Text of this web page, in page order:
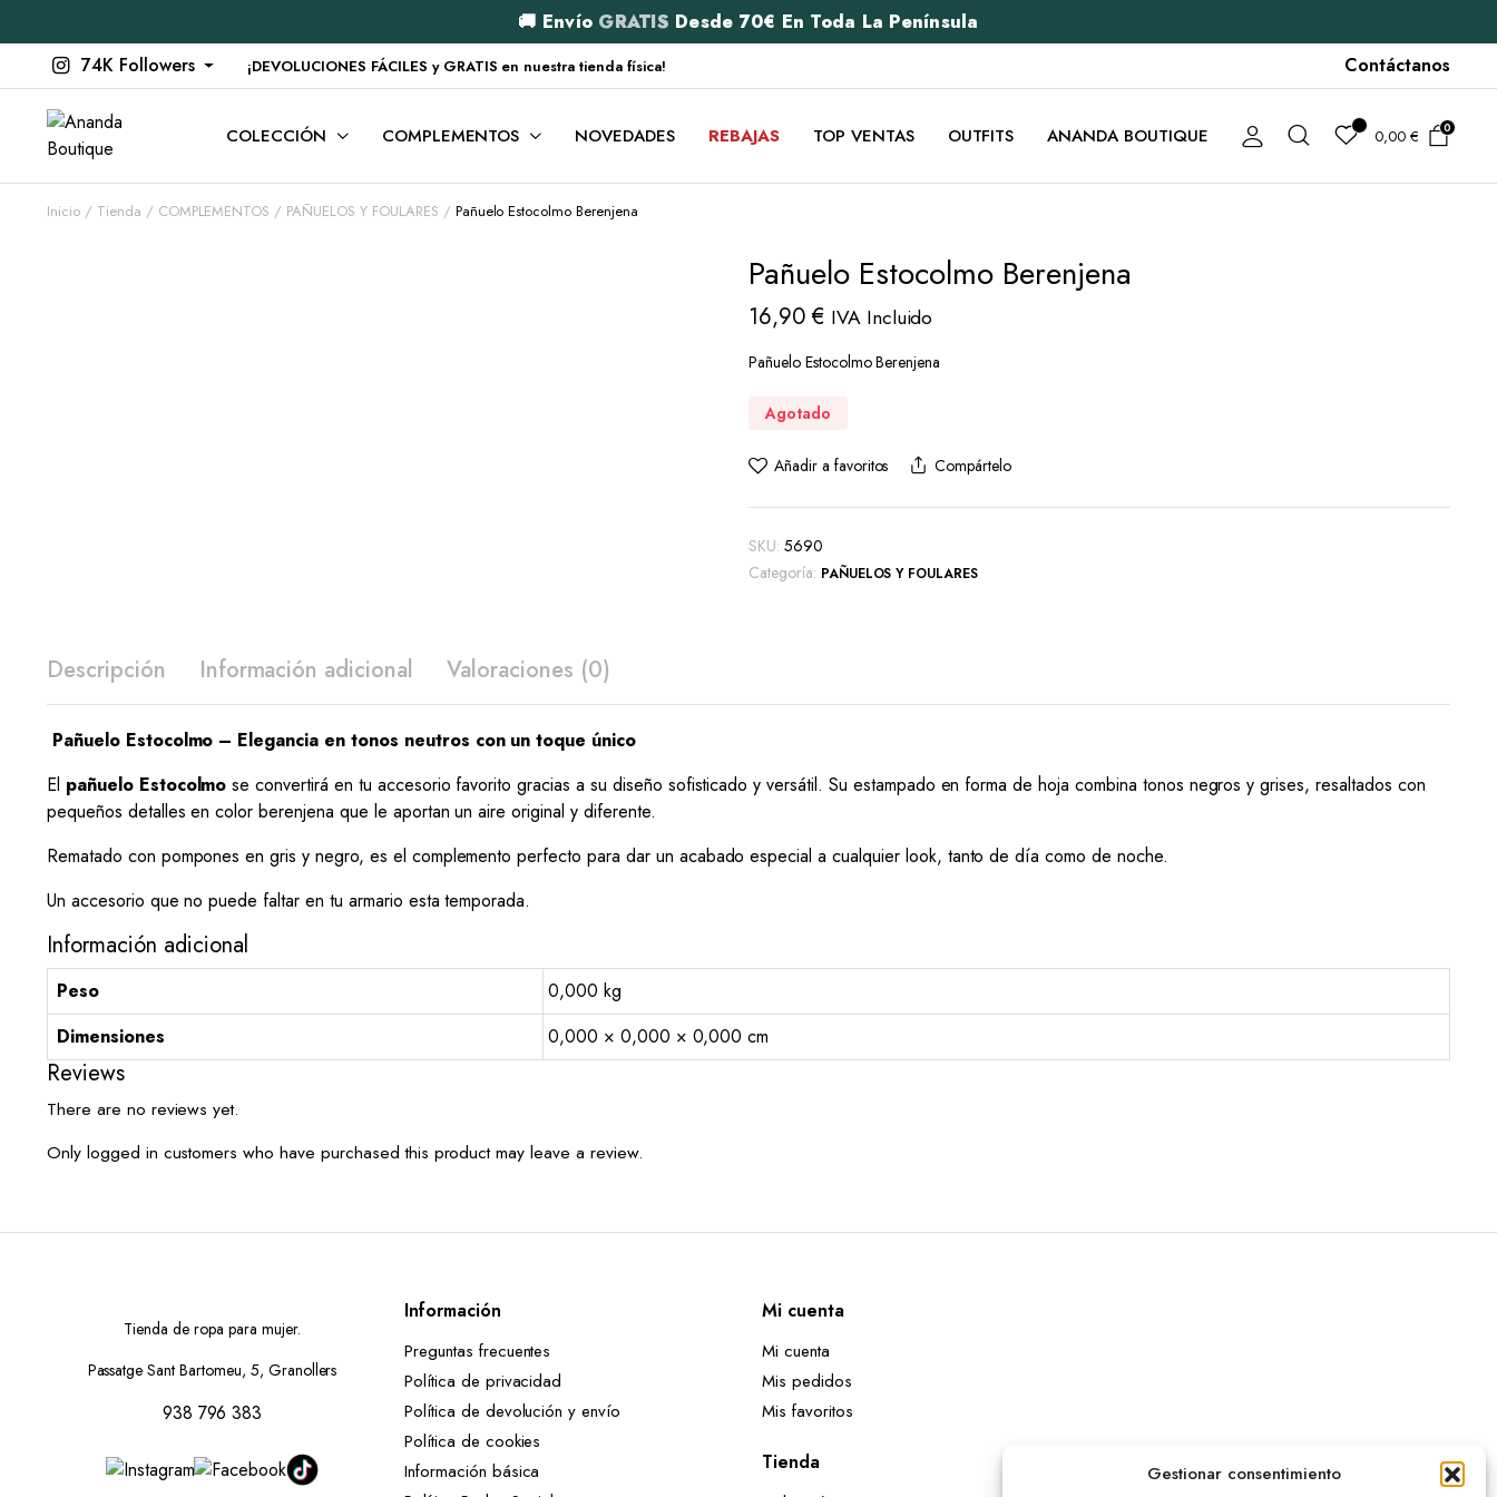
Gestionar consentimiento
🚚 Envío GRATIS Desde 70€ En Toda La Península
74K Followers
¡DEVOLUCIONES FÁCILES y GRATIS en nuestra tienda física! Contáctanos
COLECCIÓN COMPLEMENTOS NOVEDADES REBAJAS TOP VENTAS OUTFITS ANANDA BOUTIQUE 0,00€ 0
Inicio Tienda COMPLEMENTOS PAÑUELOS Y FOULARES Pañuelo Estocolmo Berenjena
Pañuelo Estocolmo Berenjena
16,90€ IVA Incluido
Pañuelo Estocolmo Berenjena
Agotado
Añadir a favoritos Compártelo
SKU: 5690
Categoría: PAÑUELOS Y FOULARES
Descripción Información adicional Valoraciones (0)
Pañuelo Estocolmo – Elegancia en tonos neutros con un toque único
El pañuelo Estocolmo se convertirá en tu accesorio favorito gracias a su diseño sofisticado y versátil. Su estampado en forma de hoja combina tonos negros y grises, resaltados con
pequeños detalles en color berenjena que le aportan un aire original y diferente.
Rematado con pompones en gris y negro, es el complemento perfecto para dar un acabado especial a cualquier look, tanto de día como de noche.
Un accesorio que no puede faltar en tu armario esta temporada.
Información adicional
Peso
0,000 kg
Dimensiones
0,000 × 0,000 × 0,000 cm
Reviews
There are no reviews yet.
Only logged in customers who have purchased this product may leave a review.
Tienda de ropa para mujer.
Passatge Sant Bartomeu, 5, Granollers
938 796 383
Información
Preguntas frecuentes
Política de privacidad
Política de devolución y envío
Política de cookies
Información básica
Mi cuenta
Mi cuenta
Mis pedidos
Mis favoritos
Tienda